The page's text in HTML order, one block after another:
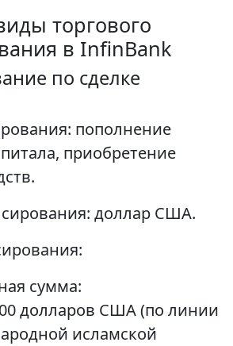
торгового
в InfinBank
по сделке
пополнение
приобретение
доллар США.
сумма:
долларов США (по линии
исламской